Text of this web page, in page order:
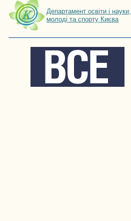
Департамент освіти і науки,
молоді та спорту Києва